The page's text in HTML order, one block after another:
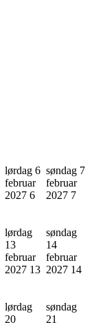
lørdag 6
februar
2027 6
søndag 7
februar
2027 7
lørdag
13
februar
2027 13
søndag
14
februar
2027 14
lørdag
20
søndag
21